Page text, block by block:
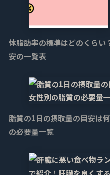
体脂肪率の標準はどのくらい
安の一覧表
脂質の1日の摂取量の目安は
の必要量一覧